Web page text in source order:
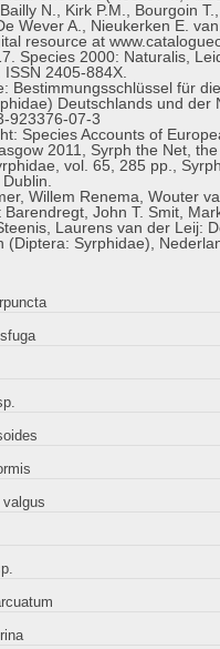
N., Kirk P.M., Bourgoin T.,
Wever A., Nieukerken E.
resource at
Species 2000: Naturalis,
2405-884X.
Bestimmungsschlüssel für
Deutschlands und der
923376-07-3
Species Accounts of
2011, Syrph the Net,
vol. 65, 285 pp.,
Willem Renema, Wouter
John T. Smit,
Laurens van der Leij:
(Diptera: Syrphidae),